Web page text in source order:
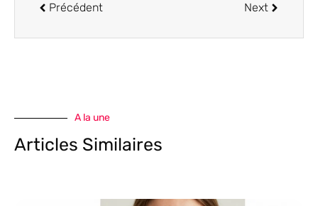
Précédent Next
A la une
Articles Similaires